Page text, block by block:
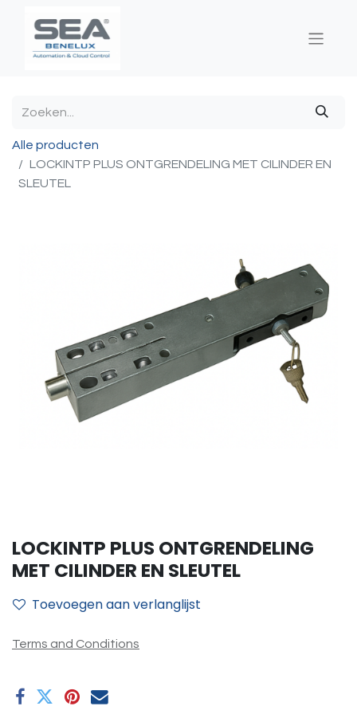
Alle producten
LOCKINTP PLUS ONTGRENDELING MET CILINDER EN
SLEUTEL
LOCKINTP PLUS ONTGRENDELING
MET CILINDER EN SLEUTEL
Toevoegen aan verlanglijst
Terms and Conditions